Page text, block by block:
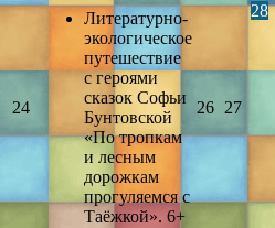
24
Литературно-
экологическое
путешествие
с героями
сказок Софьи
Бунтовской
«По тропкам
и лесным
дорожкам
прогуляемся с
Таёжкой». 6+
26 27
28